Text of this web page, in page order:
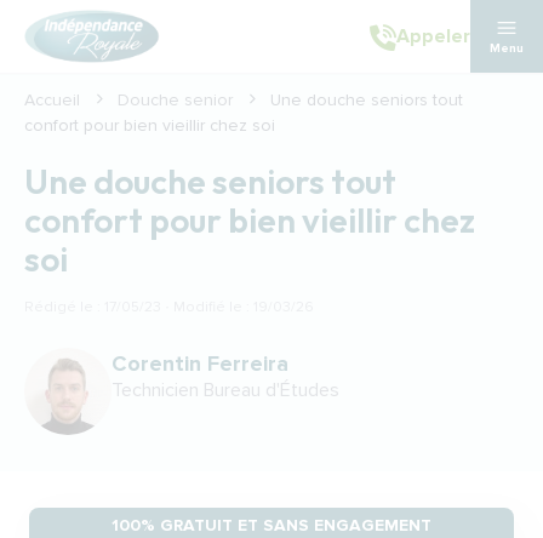
Aller au contenu principal
Appeler
Menu
Accueil Douche senior
Une douche seniors tout
confort pour bien vieillir chez soi
Une douche seniors tout
confort pour bien vieillir chez
soi
Corentin Ferreira
Technicien Bureau d'Études
100% GRATUIT ET SANS ENGAGEMENT